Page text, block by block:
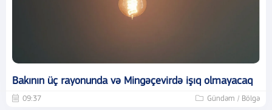
Bakının üç rayonunda və Mingəçevirdə işıq olmayacaq
09:37 Gündəm / Bölgə